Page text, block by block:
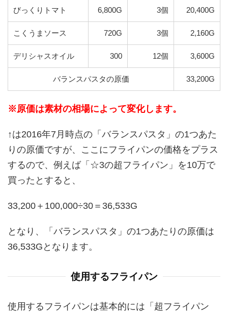
びっくりトマト 6,800G 3個 20,400G
こくうまソース 720G 3個 2,160G
デリシャスオイル 300 12個 3,600G
バランスパスタの原価 33,200G
※原価は素材の相場によって変化します。
↑は2016年7月時点の「バランスパスタ」の1つあた
りの原価ですが、ここにフライパンの価格をプラス
するので、例えば「☆3の超フライパン」を10万で
買ったとすると、
33,200＋100,000÷30＝36,533G
となり、「バランスパスタ」の1つあたりの原価は
36,533Gとなります。
使用するフライパン
使用するフライパンは基本的には「超フライパン